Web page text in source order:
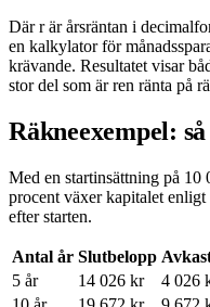
Där r är årsräntan i
en kalkylator för
krävande. Resultatet visar
stor del som är ren ränta på
Räkneexempel:
Med en startinsättning på
procent växer kapitalet
efter starten.
Antal år Slutbelopp
5 år
14 026 kr
4 026